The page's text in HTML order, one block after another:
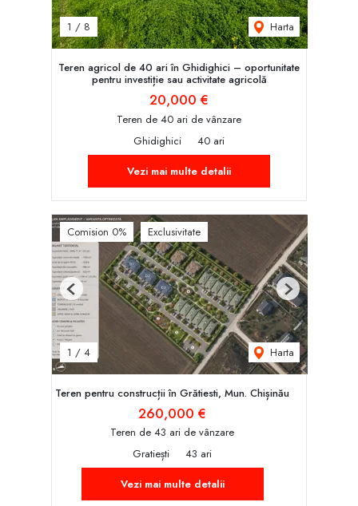
1 / 8 Harta
Teren agricol de 40 ari în Ghidighici – oportunitate
pentru investiție sau activitate agricolă
20,000 €
Teren de 40 ari de vânzare
Ghidighici
40 ari
Vezi mai multe detalii
Comision 0% Exclusivitate
1 / 4 Harta
Previous Next
Teren pentru construcții în Grătiesti, Mun. Chișinău
260,000 €
Teren de 43 ari de vânzare
Gratiești
43 ari
Vezi mai multe detalii